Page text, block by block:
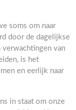
soms om naar
door de dagelijkse
van
is het
en eerlijk naar
in staat om onze